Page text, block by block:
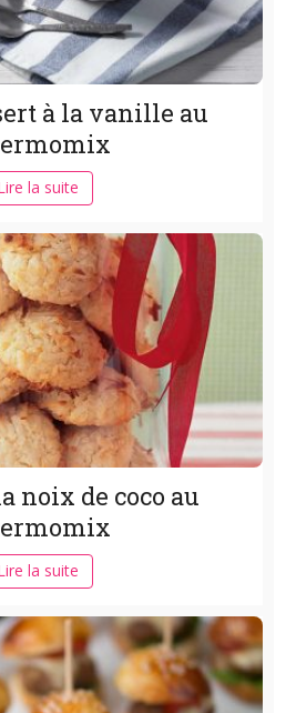
à la vanille au
la suite
noix de coco au
la suite